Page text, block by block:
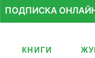
ПОДПИСКА
КНИГИ